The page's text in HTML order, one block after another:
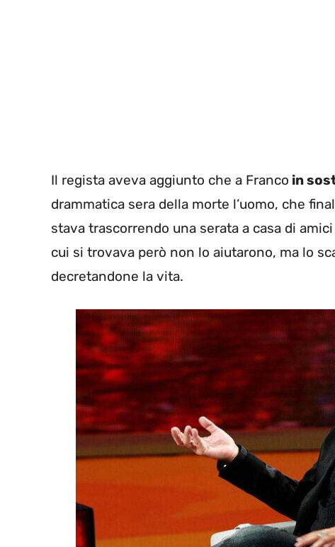
Il regista aveva aggiunto che a Franco in
drammatica sera della morte l’uomo, che
stava trascorrendo una serata a casa di
cui si trovava però non lo aiutarono, ma lo
decretandone la vita.